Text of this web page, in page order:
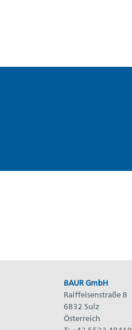
BAUR GmbH
Raiffeisenstraße 8
6832 Sulz
Österreich